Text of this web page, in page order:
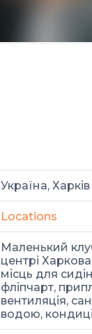
Україна, Харків
Locations
Маленький
центрі
місць для
фліпчарт,
вентиляція,
водою,